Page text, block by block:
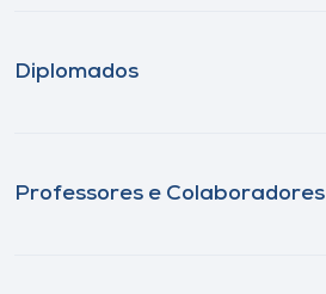
Diplomados
Professores e Colaboradores